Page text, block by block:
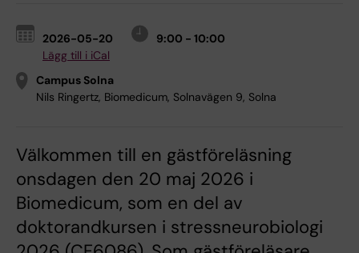
2026-05-20
9:00 - 10:00
Lägg till i iCal
Campus Solna
Nils Ringertz, Biomedicum, Solnavägen 9, Solna
Välkommen till en gästföreläsning
onsdagen den 20 maj 2026 i
Biomedicum, som en del av
doktorandkursen i stressneurobiologi